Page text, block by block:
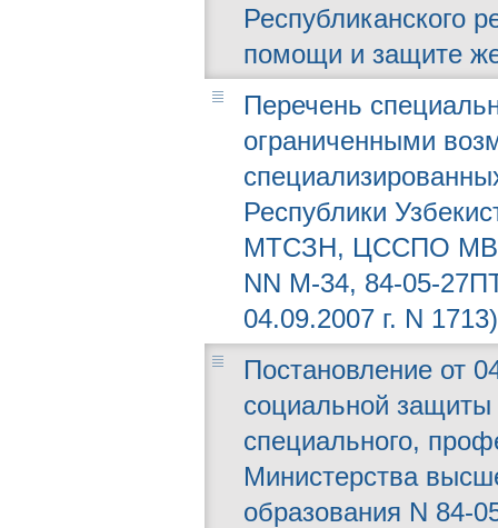
Республиканского
помощи и защите
Перечень
ограниченными
Республики
МТСЗН, ЦССПО
NN М-34, 84-05-
04.09.2007 г. N 1713)
Постановление от
социальной
специального,
Министерства
образования N 84-